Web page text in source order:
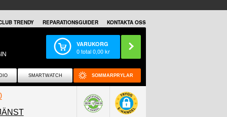
TRENDY REPARATIONSGUIDER KONTAKTA OSS
VARUKORG
0total0,00kr
SMARTWATCH SOMMARPRYLAR